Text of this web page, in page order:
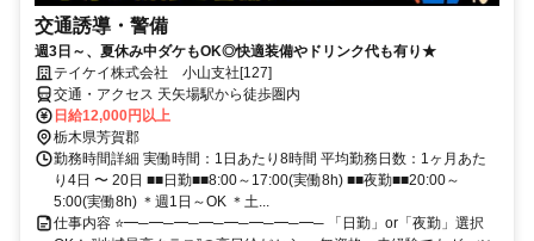
交通誘導・警備
週3日～、夏休み中ダケもOK◎快適装備やドリンク代も有り★
テイケイ株式会社 小山支社[127]
交通・アクセス 天矢場駅から徒歩圏内
日給12,000円以上
栃木県芳賀郡
勤務時間詳細 実働時間：1日あたり8時間 平均勤務日数：1ヶ月あた
り4日 〜 20日 ■■日勤■■8:00～17:00(実働8h) ■■夜勤■■20:00～
5:00(実働8h) ＊週1日～OK ＊土...
仕事内容 ⭐━─━─━─━─━─━─━─━─ 「日勤」or「夜勤」選択